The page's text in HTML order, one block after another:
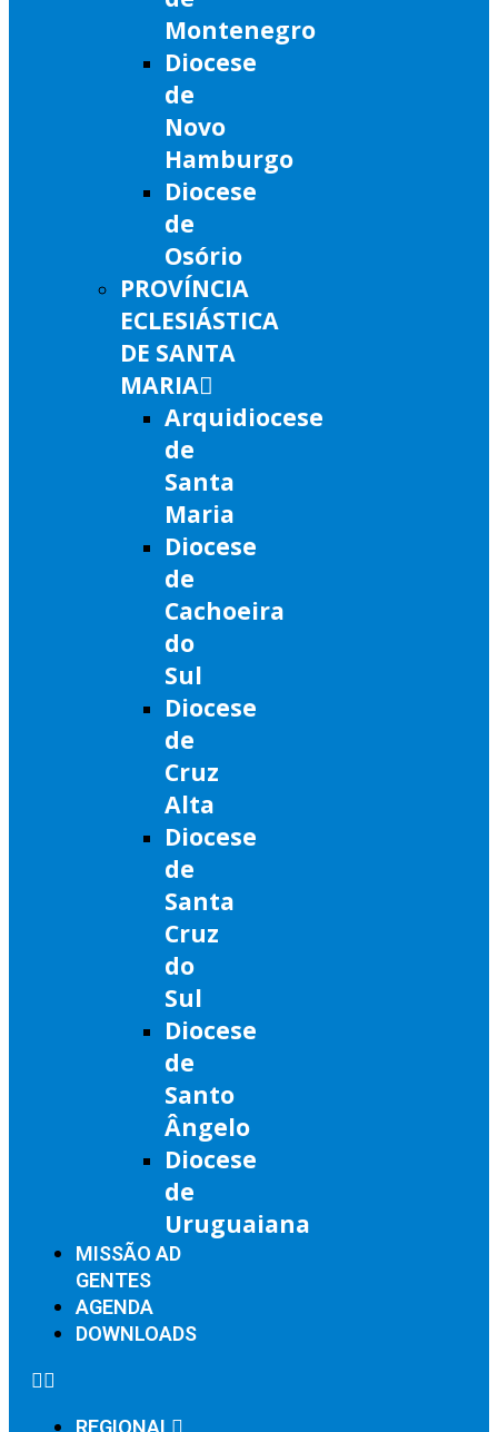
Montenegro
Diocese
de
Novo
Hamburgo
Diocese
de
Osório
PROVÍNCIA
ECLESIÁSTICA
DE SANTA
MARIA
Arquidiocese
de
Santa
Maria
Diocese
de
Cachoeira
do
Sul
Diocese
de
Cruz
Alta
Diocese
de
Santa
Cruz
do
Sul
Diocese
de
Santo
Ângelo
Diocese
de
Uruguaiana
MISSÃO AD
GENTES
AGENDA
DOWNLOADS
REGIONAL